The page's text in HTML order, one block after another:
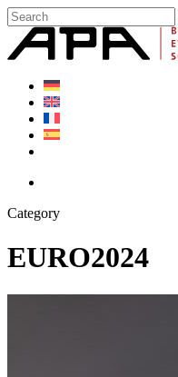
Skip
to
main
content
Close
Search
Menu
Category
EURO2024